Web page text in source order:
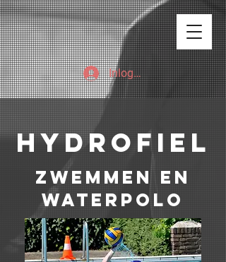
Inloggen
hydrofiel
zwemmen en
waterpolo